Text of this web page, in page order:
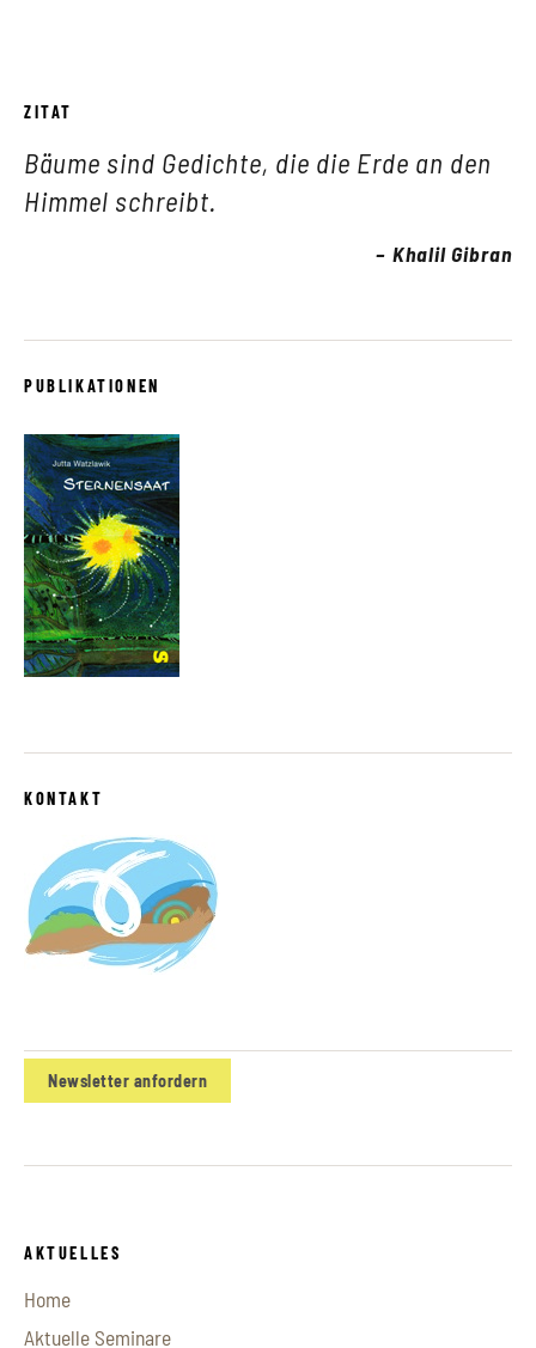
ZITAT
Bäume sind Gedichte, die die Erde an den
Himmel schreibt.
Khalil Gibran
PUBLIKATIONEN
KONTAKT
Newsletter anfordern
AKTUELLES
Home
Aktuelle Seminare